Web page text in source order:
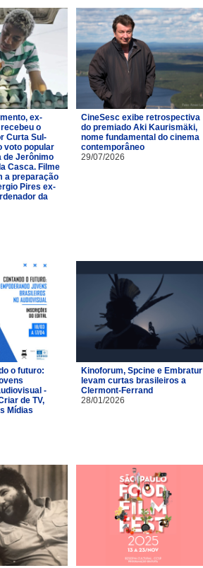
ex-
o
Curta Sul-
voto popular
de Jerônimo
Casca. Filme
a preparação
Pires ex-
da
CineSesc exibe retrospectiva
do premiado Aki Kaurismäki,
nome fundamental do cinema
contemporâneo
29/07/2026
o futuro:
-
de TV,
Mídias
Kinoforum, Spcine e Embratur
levam curtas brasileiros a
Clermont-Ferrand
28/01/2026